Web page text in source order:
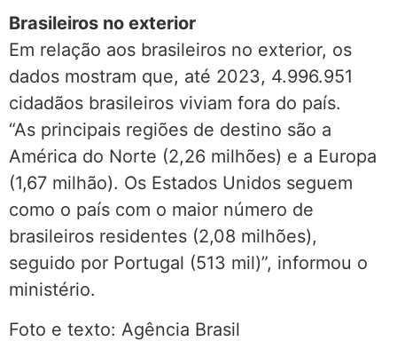
Brasileiros no exterior
Em relação aos brasileiros no exterior, os
dados mostram que, até 2023, 4.996.951
cidadãos brasileiros viviam fora do país.
“As principais regiões de destino são a
América do Norte (2,26 milhões) e a Europa
(1,67 milhão). Os Estados Unidos seguem
como o país com o maior número de
brasileiros residentes (2,08 milhões),
seguido por Portugal (513 mil)”, informou o
ministério.
Foto e texto: Agência Brasil